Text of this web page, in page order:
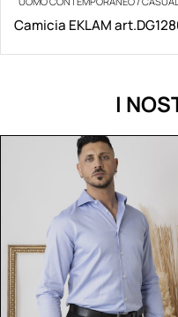
Camicia EKLAM
I